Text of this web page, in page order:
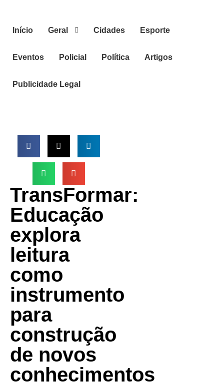
Início Geral Cidades Esporte
Eventos Policial Política Artigos
Publicidade Legal
TransFormar:
Educação
explora
leitura
como
instrumento
para
construção
de novos
conhecimentos